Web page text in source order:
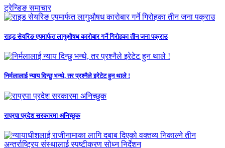
ट्रेन्डिङ समाचार
राइड सेयरिङ एपमार्फत लागुऔषध कारोबार गर्ने गिरोहका तीन जना पक्राउ
निर्मलालाई न्याय दिन्छु भन्थे, तर प्रश्नैले इरेटेट हुन थाले !
राप्रपा प्रदेश सरकारमा अनिच्छुक